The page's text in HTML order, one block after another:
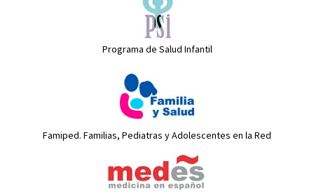
Programa de Salud Infantil
Famiped. Familias, Pediatras y Adolescentes en la Red